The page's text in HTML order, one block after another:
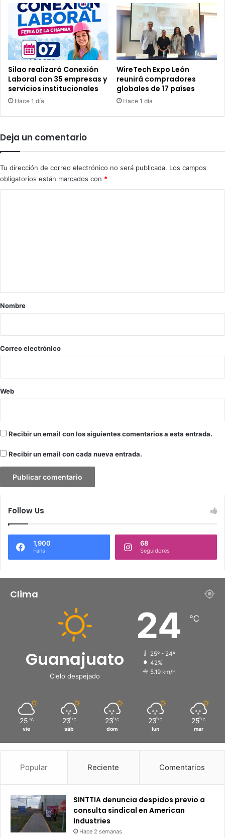
Silao realizará Conexión
Laboral con 35 empresas y
servicios institucionales
Hace 1 día
WireTech Expo León
reunirá compradores
globales de 17 países
Hace 1 día
Deja un comentario
Tu dirección de correo electrónico no será publicada. Los campos
obligatorios están marcados con *
r
*
Nombre
Correo electrónico
Web
Recibir un email con los siguientes comentarios a esta entrada.
Recibir un email con cada nueva entrada.
Follow Us
1,900
Fans
68
Seguidores
Clima
Guanajuato
Cielo despejado
24 ℃
25º - 24º
42%
5.19 km/h
25 ℃
vie
23 ℃
sáb
23 ℃
dom
23 ℃
lun
25 ℃
mar
Popular Reciente Comentarios
SINTTIA denuncia despidos previo a
consulta sindical en American
Industries
Hace 2 semanas